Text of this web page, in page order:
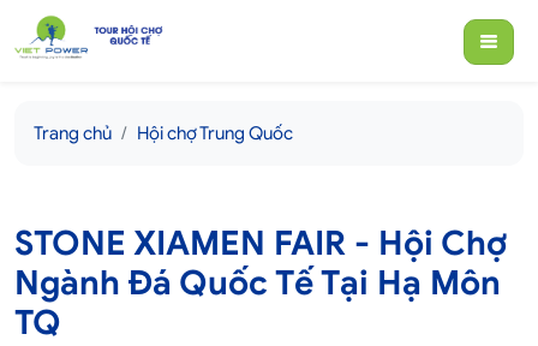
Trang chủ Hội chợ Trung Quốc
STONE XIAMEN FAIR - Hội Chợ
Ngành Đá Quốc Tế Tại Hạ Môn
TQ